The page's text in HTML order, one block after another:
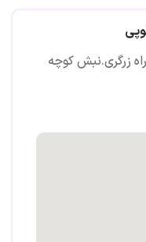
بهره می برد .
زرگری.نبش کوچه